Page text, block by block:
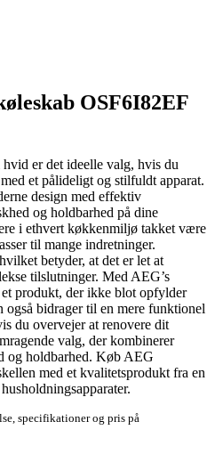
OSF6I82EF
er det ideelle valg, hvis du
et pålideligt og stilfuldt apparat.
design med effektiv
og holdbarhed på dine
i ethvert køkkenmiljø takket være
til mange indretninger.
betyder, at det er let at
tilslutninger. Med AEG’s
produkt, der ikke blot opfylder
bidrager til en mere funktionel
du overvejer at renovere dit
valg, der kombinerer
og holdbarhed. Køb AEG
med et kvalitetsprodukt fra en
specifikationer og pris på